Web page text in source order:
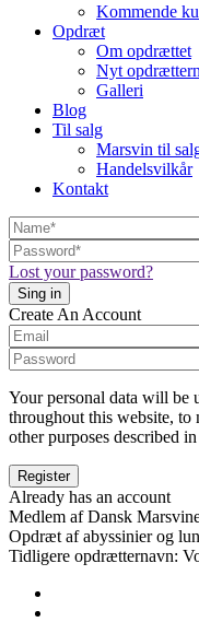
Kommende
Opdræt
Om opdrættet
Nyt
Galleri
Blog
Til salg
Marsvin til
Handelsvilkår
Kontakt
Lost your password?
Create An Account
Your personal data will be
throughout this website, to
other purposes described
Already has an account
Medlem af Dansk
Opdræt af abyssinier og
Tidligere opdrætternavn: